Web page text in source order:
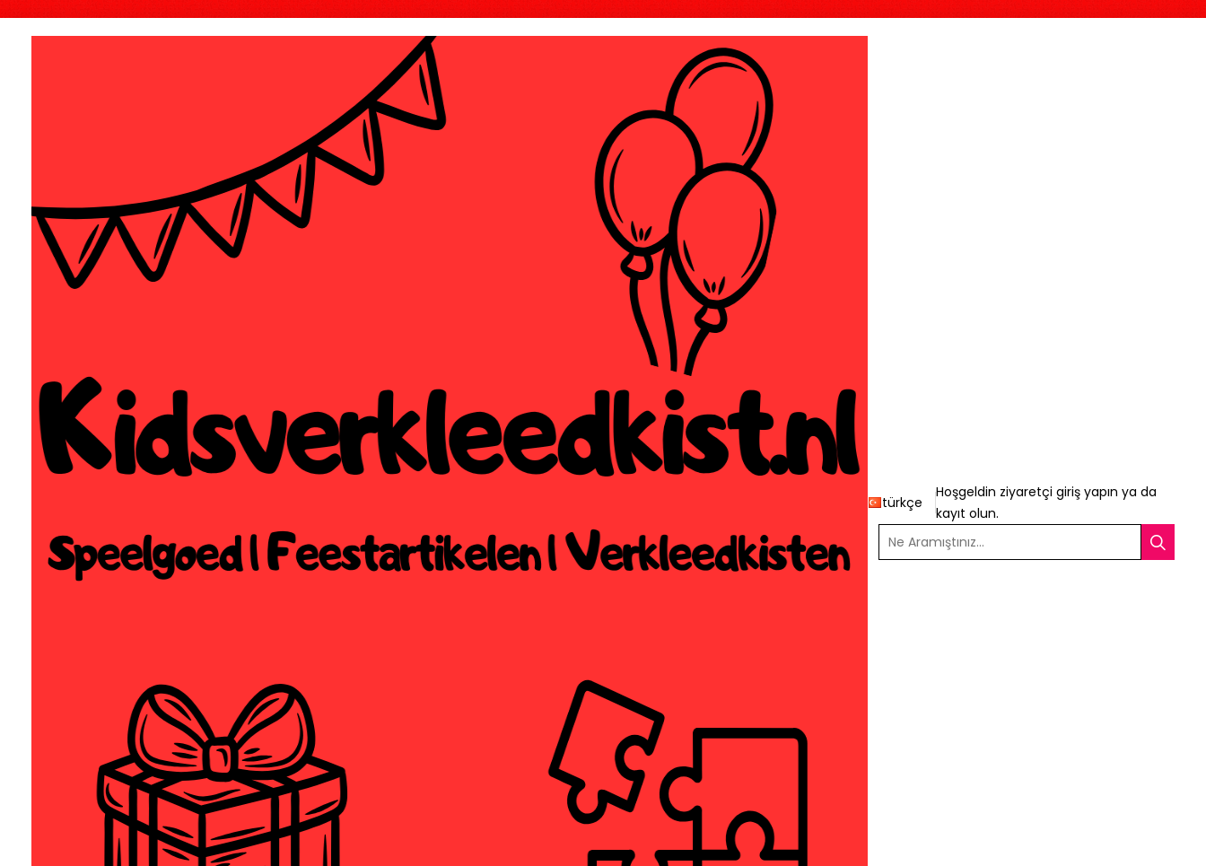
türkçe
Hoşgeldin ziyaretçigiriş yapın ya da
kayıt olun.
Ne Aramıştınız...